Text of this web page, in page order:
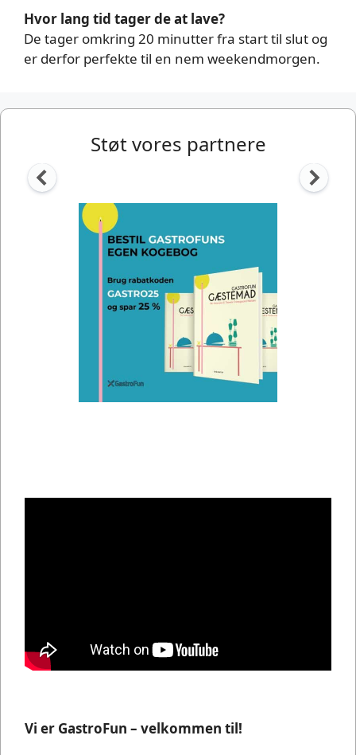
Hvor lang tid tager de at lave?
De tager omkring 20 minutter fra start til slut og
er derfor perfekte til en nem weekendmorgen.
Støt vores partnere
Vi er GastroFun – velkommen til!